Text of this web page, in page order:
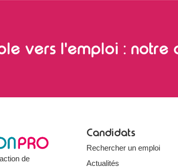
vers l'emploi :
de
Candidats
Rechercher un emploi
Actualités